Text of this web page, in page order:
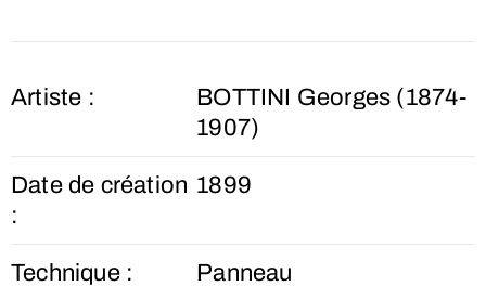
Artiste :
BOTTINI Georges (1874-
1907)
Date de création
:
1899
Technique : Panneau